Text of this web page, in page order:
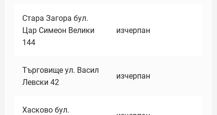
Стара Загора бул.
Цар Симеон Велики
144
изчерпан
Търговище ул. Васил
Левски 42
изчерпан
Хасково бул.